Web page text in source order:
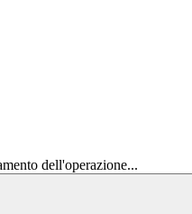
dell'operazione...